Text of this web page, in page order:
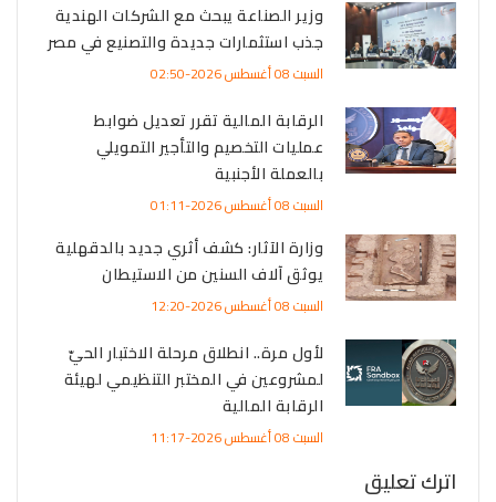
وزير الصناعة يبحث مع الشركات الهندية
جذب استثمارات جديدة والتصنيع في مصر
السبت 08 أغسطس 2026-02:50
الرقابة المالية تقرر تعديل ضوابط
عمليات التخصيم والتأجير التمويلي
بالعملة الأجنبية
السبت 08 أغسطس 2026-01:11
وزارة الآثار: كشف أثري جديد بالدقهلية
يوثق آلاف السنين من الاستيطان
السبت 08 أغسطس 2026-12:20
لأول مرة.. انطلاق مرحلة الاختبار الحيّ
لمشروعين في المختبر التنظيمي لهيئة
الرقابة المالية
السبت 08 أغسطس 2026-11:17
اترك تعليق